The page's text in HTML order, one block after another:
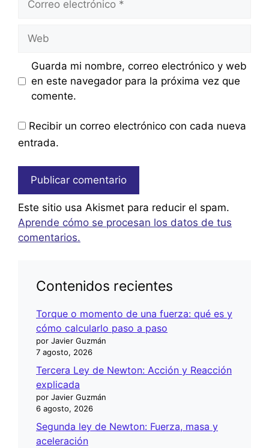
electrónico
Guarda mi nombre, correo electrónico y web
en este navegador para la próxima vez que
comente.
Recibir un correo electrónico con cada nueva
entrada.
Este sitio usa Akismet para reducir el spam.
Aprende cómo se procesan los datos de tus
comentarios.
Contenidos recientes
Torque o momento de una fuerza: qué es y
cómo calcularlo paso a paso
por Javier Guzmán
7 agosto, 2026
Tercera Ley de Newton: Acción y Reacción
explicada
por Javier Guzmán
6 agosto, 2026
Segunda ley de Newton: Fuerza, masa y
aceleración